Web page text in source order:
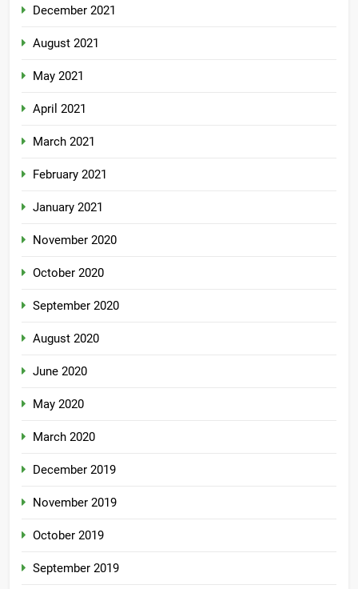
December 2021
August 2021
May 2021
April 2021
March 2021
February 2021
January 2021
November 2020
October 2020
September 2020
August 2020
June 2020
May 2020
March 2020
December 2019
November 2019
October 2019
September 2019